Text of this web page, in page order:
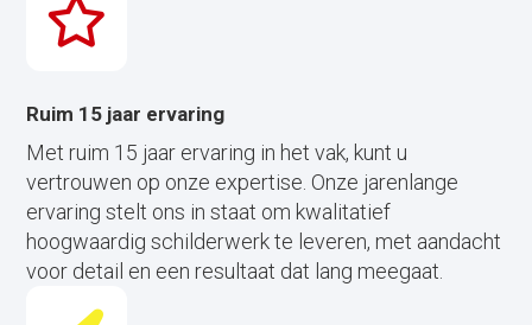
Ruim 15 jaar ervaring
Met ruim 15 jaar ervaring in het vak, kunt u
vertrouwen op onze expertise. Onze jarenlange
ervaring stelt ons in staat om kwalitatief
hoogwaardig schilderwerk te leveren, met aandacht
voor detail en een resultaat dat lang meegaat.